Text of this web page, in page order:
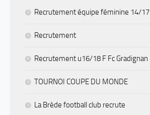
Recrutement équipe féminine 14/17
Recrutement
Recrutement u16/18 F Fc Gradignan
TOURNOI COUPE DU MONDE
La Brède football club recrute